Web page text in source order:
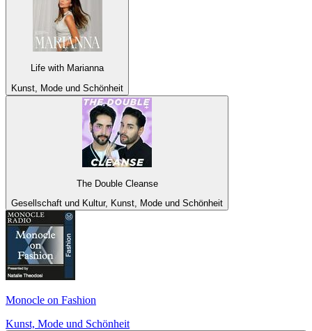
Life with Marianna
Kunst, Mode und Schönheit
The Double Cleanse
Gesellschaft und Kultur, Kunst, Mode und Schönheit
Monocle on Fashion
Kunst, Mode und Schönheit